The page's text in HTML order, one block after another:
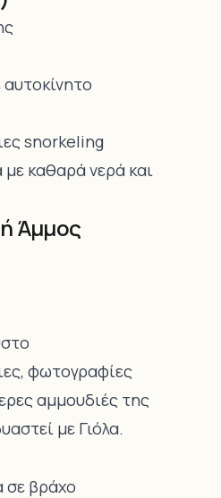
snorkeling
καθαρά νερά και
Άμμος
φωτογραφίες
αμμουδιές της
με Γιόλα.
σε βράχο